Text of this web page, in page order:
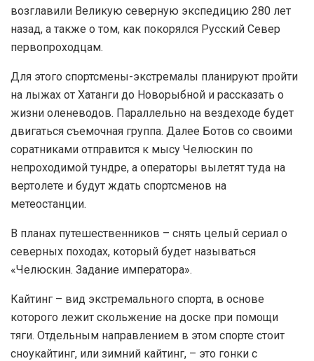
возглавили Великую северную экспедицию 280 лет
назад, а также о том, как покорялся Русский Север
первопроходцам.
Для этого спортсмены-экстремалы планируют пройти
на лыжах от Хатанги до Новорыбной и рассказать о
жизни оленеводов. Параллельно на вездеходе будет
двигаться съемочная группа. Далее Ботов со своими
соратниками отправится к мысу Челюскин по
непроходимой тундре, а операторы вылетят туда на
вертолете и будут ждать спортсменов на
метеостанции.
В планах путешественников – снять целый сериал о
северных походах, который будет называться
«Челюскин. Задание императора».
Кайтинг – вид экстремального спорта, в основе
которого лежит скольжение на доске при помощи
тяги. Отдельным направлением в этом спорте стоит
сноукайтинг, или зимний кайтинг, – это гонки с